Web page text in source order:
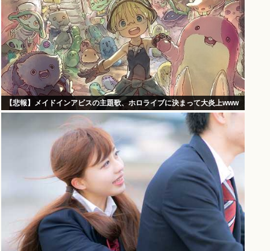
【悲報】メイドインアビスの主題歌、ホロライブに決まって大炎上www